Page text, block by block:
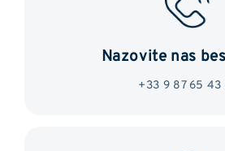
Nazovite nas
+33 9 87 65 43